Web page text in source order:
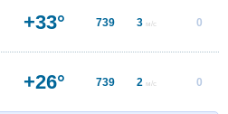
+33° 739 3 м/с 0
+26° 739 2 м/с 0